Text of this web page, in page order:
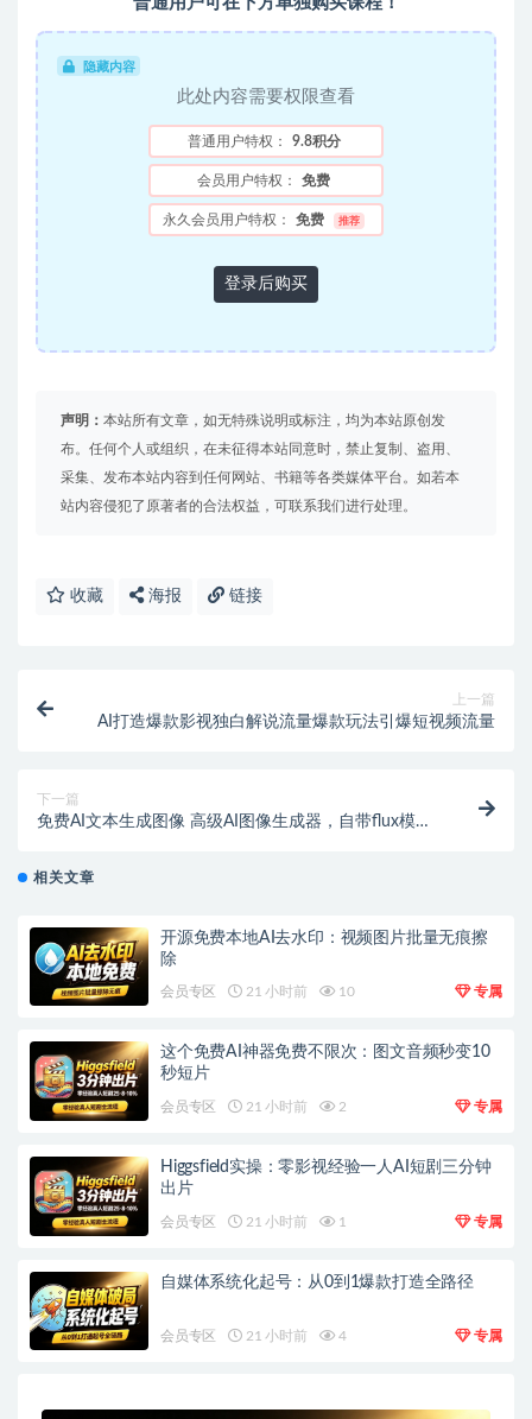
隐藏内容
此处内容需要权限查看
普通用户特权： 9.8积分
会员用户特权： 免费
永久会员用户特权： 免费 推荐
登录后购买
声明： 本站所有文章，如无特殊说明或标注，均为本站原创发
布。任何个人或组织，在未征得本站同意时，禁止复制、盗用、
采集、发布本站内容到任何网站、书籍等各类媒体平台。如若本
站内容侵犯了原著者的合法权益，可联系我们进行处理。
收藏 海报 链接
上一篇
AI打造爆款影视独白解说流量爆款玩法引爆短视频流量
下一篇
免费AI文本生成图像 高级AI图像生成器，自带flux模
相关文章
开源免费本地AI去水印：视频图片批量无痕擦
除
会员专区 21 小时前 10 专属
这个免费AI神器免费不限次：图文音频秒变10
秒短片
会员专区 21 小时前 2 专属
Higgsfield实操：零影视经验一人AI短剧三分钟
出片
会员专区 21 小时前 1 专属
自媒体系统化起号：从0到1爆款打造全路径
会员专区 21 小时前 4 专属